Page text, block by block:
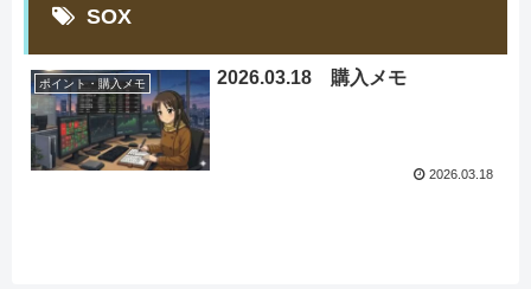
SOX
ポイント・購入メモ 2026.03.18 購入メモ
2026.03.18